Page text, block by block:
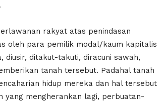
rakyat atas penindasan
oleh para pemilik modal/kaum kapitalis
diusir, ditakut-takuti, diracuni sawah,
tanah tersebut. Padahal tanah
hidup mereka dan hal tersebut
yang mengherankan lagi, perbuatan-